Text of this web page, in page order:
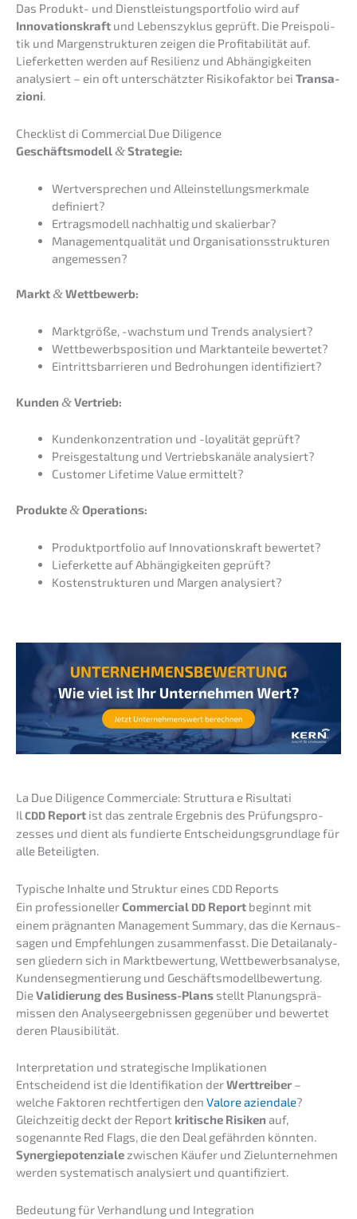
Das Produkt- und Dienst­leis­tungs­port­fo­lio wird auf
Innova­ti­ons­kraft und Lebens­zy­klus geprüft. Die Preis­po­li­
tik und Margen­struk­tu­ren zeigen die Profi­ta­bi­li­tät auf.
Liefer­ket­ten werden auf Resili­enz und Abhän­gig­kei­ten
analy­siert – ein oft unter­schätz­ter Risiko­fak­tor bei Transa­
zio­ni.
Check­list di Commer­cial Due Diligence
Geschäfts­mo­dell&Strategie:
Wertver­spre­chen und Allein­stel­lungs­merk­ma­le
definiert?
Ertrags­mo­dell nachhal­tig und skalierbar?
Manage­ment­qua­li­tät und Organi­sa­ti­ons­struk­tu­ren
angemessen?
Markt&Wettbewerb:
Markt­grö­ße, -wachs­tum und Trends analysiert?
Wettbe­werbs­po­si­ti­on und Markt­an­tei­le bewertet?
Eintritts­bar­rie­ren und Bedro­hun­gen identifiziert?
Kunden &Vertrieb:
Kunden­kon­zen­tra­ti­on und -loyali­tät geprüft?
Preis­ge­stal­tung und Vertriebs­ka­nä­le analysiert?
Custo­mer Lifetime Value ermittelt?
Produk­te&Operations:
Produkt­port­fo­lio auf Innova­ti­ons­kraft bewertet?
Liefer­ket­te auf Abhän­gig­kei­ten geprüft?
Kosten­struk­tu­ren und Margen analysiert?
La Due Diligence Commer­cia­le: Strut­tu­ra e Risultati
Il CDD Report ist das zentra­le Ergeb­nis des Prüfungs­pro­
zes­ses und dient als fundier­te Entschei­dungs­grund­la­ge für
alle Beteiligten.
Typische Inhal­te und Struk­tur eines CDD Reports
Ein profes­sio­nel­lerCommer­cial DD Report beginnt mit
einem prägnan­ten Manage­ment Summa­ry, das die Kernaus­
sa­gen und Empfeh­lun­gen zusam­men­fasst. Die Detail­ana­ly­
sen gliedern sich in Markt­be­wer­tung, Wettbe­werbs­ana­ly­se,
Kunden­seg­men­tie­rung und Geschäfts­mo­dell­be­wer­tung.
DieValidie­rung des Business-Plansstellt Planungs­prä­
mis­sen den Analy­se­er­geb­nis­sen gegen­über und bewer­tet
deren Plausibilität.
Inter­pre­ta­ti­on und strate­gi­sche Implikationen
Entschei­dend ist die Identi­fi­ka­ti­on derWerttrei­ber –
welche Fakto­ren recht­fer­ti­gen den Valore aziend­a­le?
Gleich­zei­tig deckt der Report kriti­sche Risiken auf,
sogenann­te Red Flags, die den Deal gefähr­den könnten.
Syner­gie­po­ten­zia­le zwischen Käufer und Zielun­ter­neh­men
werden syste­ma­tisch analy­siert und quantifiziert.
Bedeu­tung für Verhand­lung und Integration